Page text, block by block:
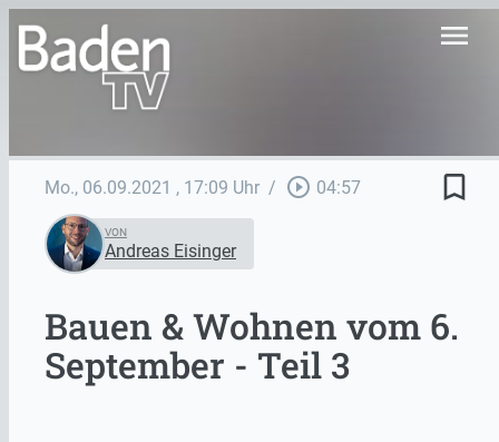
menu
Mo., 06.09.2021 , 17:09 Uhr / play_circle_outline 04:57 bookmark_border
VON
Andreas Eisinger
Bauen & Wohnen vom 6.
September - Teil 3